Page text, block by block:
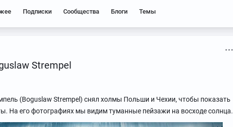
Подписки Сообщества Блоги Темы
Strempel
(Boguslaw Strempel) снял холмы Польши и Чехии, чтобы показать
На его фотографиях мы видим туманные пейзажи на восходе солнца.